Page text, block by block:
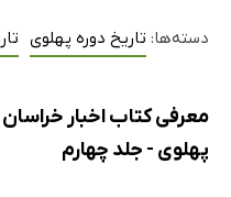
دسته‌ها: تاریخ دوره پهلوی
معرفی کتاب اخبار
پهلوی - جلد چهارم